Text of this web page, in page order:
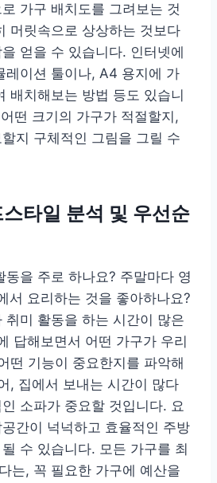
가구 배치도를 그려보는 것
머릿속으로 상상하는 것보다
얻을 수 있습니다. 인터넷에
레이션 툴이나, A4 용지에 가
배치해보는 방법 등도 있습니
떤 크기의 가구가 적절할지,
지 구체적인 그림을 그릴 수
타일 분석 및 우선순
동을 주로 하나요? 주말마다 영
서 요리하는 것을 좋아하나요?
취미 활동을 하는 시간이 많은
답해보면서 어떤 가구가 우리
떤 기능이 중요한지를 파악해
, 집에서 보내는 시간이 많다
소파가 중요할 것입니다. 요
간이 넉넉하고 효율적인 주방
수 있습니다. 모든 가구를 최
는, 꼭 필요한 가구에 예산을